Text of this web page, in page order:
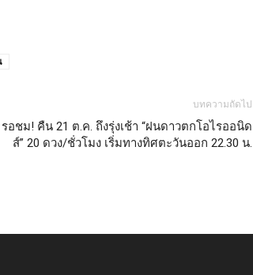
บทความถัดไป
รอชม! คืน 21 ต.ค. ถึงรุ่งเช้า “ฝนดาวตกโอไรออนิด
ส์” 20 ดวง/ชั่วโมง เริ่มทางทิศตะวันออก 22.30 น.